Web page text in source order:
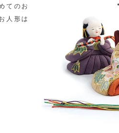
てのお
人形は